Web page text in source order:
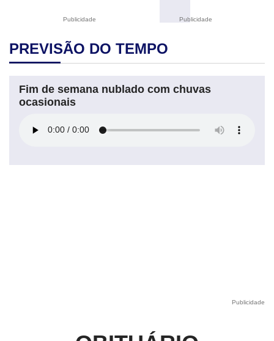
Publicidade Publicidade
PREVISÃO DO TEMPO
Fim de semana nublado com chuvas
ocasionais
Publicidade